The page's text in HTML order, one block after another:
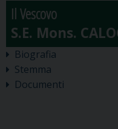
Il Vescovo
Biografia
Stemma
Documenti